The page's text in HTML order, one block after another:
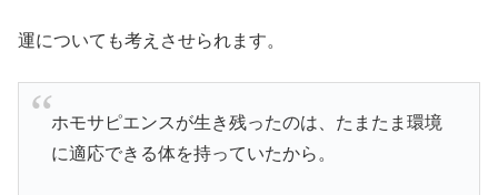
運についても考えさせられます。
ホモサピエンスが生き残ったのは、たまたま環境
に適応できる体を持っていたから。